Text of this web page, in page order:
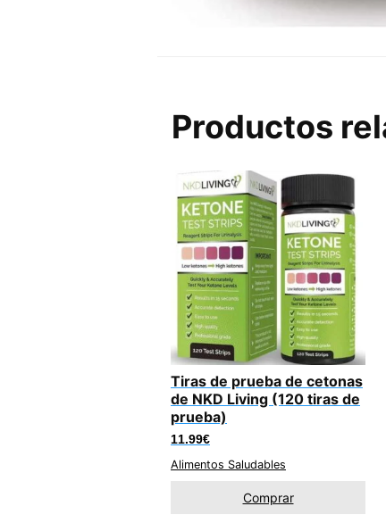
Productos
Tiras de prueba de cetonas
de NKD Living (120 tiras de
prueba)
11.99€
Alimentos Saludables
Comprar